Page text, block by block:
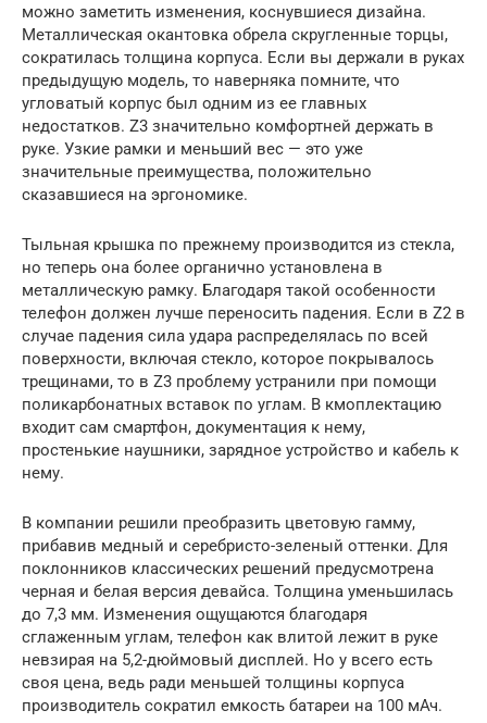
можно заметить изменения, коснувшиеся дизайна.
Металлическая окантовка обрела скругленные торцы,
сократилась толщина корпуса. Если вы держали в руках
предыдущую модель, то наверняка помните, что
угловатый корпус был одним из ее главных
недостатков. Z3 значительно комфортней держать в
руке. Узкие рамки и меньший вес — это уже
значительные преимущества, положительно
сказавшиеся на эргономике.
Тыльная крышка по прежнему производится из стекла,
но теперь она более органично установлена в
металлическую рамку. Благодаря такой особенности
телефон должен лучше переносить падения. Если в Z2 в
случае падения сила удара распределялась по всей
поверхности, включая стекло, которое покрывалось
трещинами, то в Z3 проблему устранили при помощи
поликарбонатных вставок по углам. В кмоплектацию
входит сам смартфон, документация к нему,
простенькие наушники, зарядное устройство и кабель к
нему.
В компании решили преобразить цветовую гамму,
прибавив медный и серебристо-зеленый оттенки. Для
поклонников классических решений предусмотрена
черная и белая версия девайса. Толщина уменьшилась
до 7,3 мм. Изменения ощущаются благодаря
сглаженным углам, телефон как влитой лежит в руке
невзирая на 5,2-дюймовый дисплей. Но у всего есть
своя цена, ведь ради меньшей толщины корпуса
производитель сократил емкость батареи на 100 мАч.